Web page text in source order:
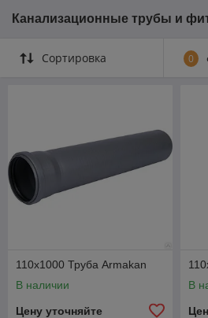
Канализационные трубы и
Сортировка 0
110x1000 Труба Armakan
В наличии
Цену уточняйте
В